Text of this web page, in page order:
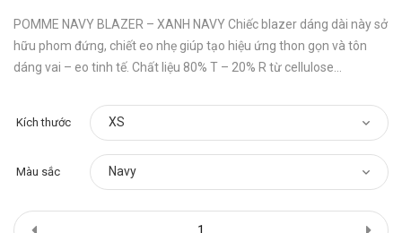
POMME NAVY BLAZER – XANH NAVY Chiếc blazer dáng dài này sở
hữu phom đứng, chiết eo nhẹ giúp tạo hiệu ứng thon gọn và tôn
dáng vai – eo tinh tế. Chất liệu 80% T – 20% R từ cellulose...
Kích thước
Màu sắc